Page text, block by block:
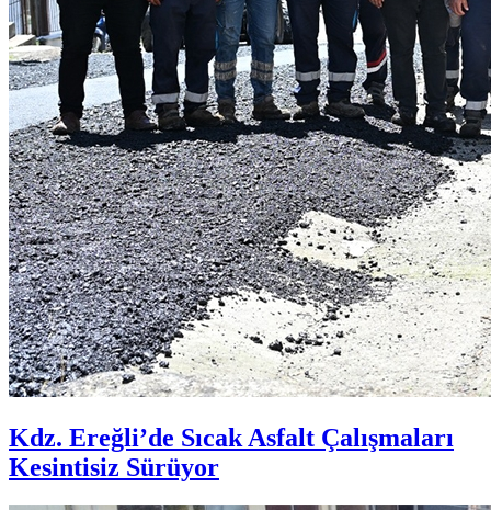
Kdz. Ereğli’de Sıcak Asfalt Çalışmaları
Kesintisiz Sürüyor